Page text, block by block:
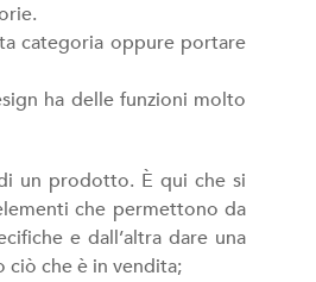
categoria oppure portare
ha delle funzioni molto
un prodotto. È qui che si
che permettono da
e dall’altra dare una
ciò che è in vendita;
Proponiamo
Realizziamo E-
e Tablet
SITI WEB
Realizzazione Siti
Visibili sui Motori di